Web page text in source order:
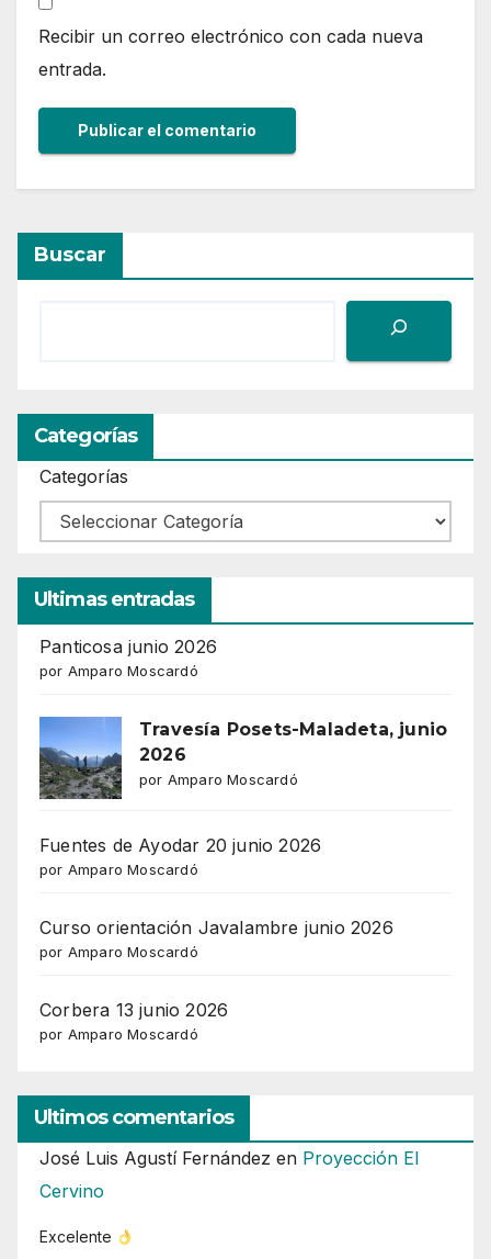
Recibir un correo electrónico con cada nueva
entrada.
Buscar
Categorías
Categorías
Ultimas entradas
Panticosa junio 2026
por Amparo Moscardó
Travesía Posets-Maladeta, junio
2026
por Amparo Moscardó
Fuentes de Ayodar 20 junio 2026
por Amparo Moscardó
Curso orientación Javalambre junio 2026
por Amparo Moscardó
Corbera 13 junio 2026
por Amparo Moscardó
Ultimos comentarios
José Luis Agustí Fernández en Proyección El
Cervino
Excelente